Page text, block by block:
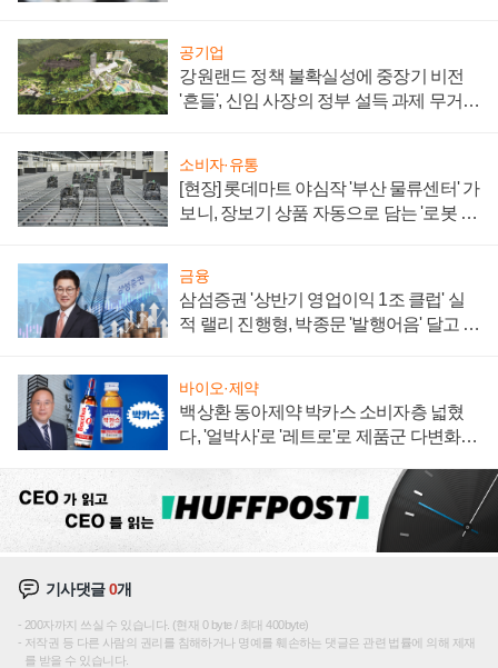
공기업
강원랜드 정책 불확실성에 중장기 비전
'흔들', 신임 사장의 정부 설득 과제 무거워
소비자·유통
[현장] 롯데마트 야심작 '부산 물류센터' 가
보니, 장보기 상품 자동으로 담는 '로봇 40
금융
삼섬증권 '상반기 영업이익 1조 클럽' 실
적 랠리 진행형, 박종문 '발행어음' 달고 연
바이오·제약
백상환 동아제약 박카스 소비자층 넓혔
다, '얼박사'로 '레트로'로 제품군 다변화
기사댓글0개
200자까지 쓰실 수 있습니다. (현재 0 byte / 최대 400byte)
저작권 등 다른 사람의 권리를 침해하거나 명예를 훼손하는 댓글은 관련 법률에 의해 제재
를 받을 수 있습니다.